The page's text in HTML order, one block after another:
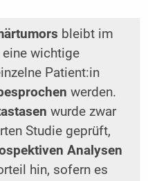
bleibt im
wichtige
Patient:in
werden.
wurde zwar
Studie geprüft,
Analysen
hin, sofern es